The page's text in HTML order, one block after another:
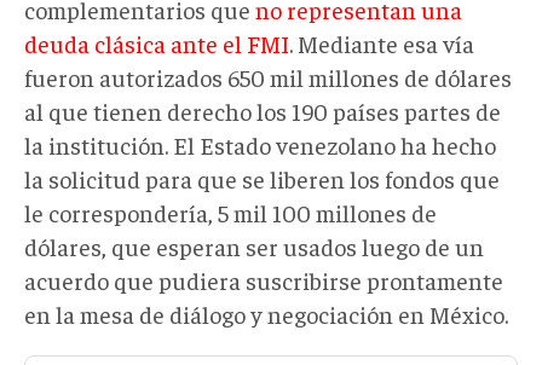
complementarios que no representan una
deuda clásica ante el FMI. Mediante esa vía
fueron autorizados 650 mil millones de dólares
al que tienen derecho los 190 países partes de
la institución. El Estado venezolano ha hecho
la solicitud para que se liberen los fondos que
le correspondería, 5 mil 100 millones de
dólares, que esperan ser usados luego de un
acuerdo que pudiera suscribirse prontamente
en la mesa de diálogo y negociación en México.